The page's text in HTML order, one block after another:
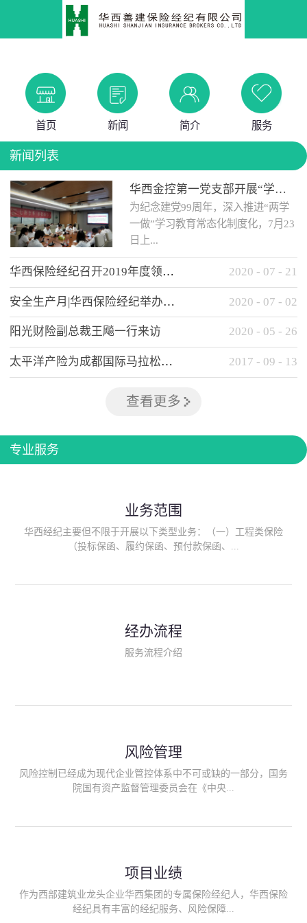
首页 新闻 简介 服务
新闻列表
华西金控第一党支部开展“学党史 知党情 做合格党员”主题教育工作会
为纪念建党99周年，深入推进“两学
一做”学习教育常态化制度化，7月23
日上...
午，华西金控第一党支部举办了“学
党史、知党情、...
华西保险经纪召开2019年度领导班子述职考核工作会 2020 - 07 - 21
安全生产月|华西保险经纪举办应急消防安全知识培训 2020 - 07 - 02
阳光财险副总裁王飚一行来访 2020 - 05 - 26
太平洋产险为成都国际马拉松提供全方位保险保障 2017 - 09 - 13
查看更多
专业服务
业务范围
华西经纪主要但不限于开展以下类型业务：（一）工程类保险
（投标保函、履约保函、预付款保函、...
险、政府公共安全责任保险/自然灾害公众责任保险、精神病监护
人责任险、首台套/首版次保险、科技保险等）；（三）传统财产
险产品；（六）保险招投标业务。随着业务的开展，华西经纪会
供专业、优质的保险经纪服务。
经办流程
服务流程介绍
风险管理
风险控制已经成为现代企业管控体系中不可或缺的一部分，国务
院国有资产监督管理委员会在《中央...
能够为客户降低风险管理成本，提高经营效率；能够为企业提供
从风险评估、风险分析、风险防范、风险转移到灾后防损、索赔
等全方位、全过程、专家式的服务，拓展和深化由保险公司提供
项目业绩
作为西部建筑业龙头企业华西集团的专属保险经纪人，华西保险
经纪具有丰富的经纪服务、风险保障...